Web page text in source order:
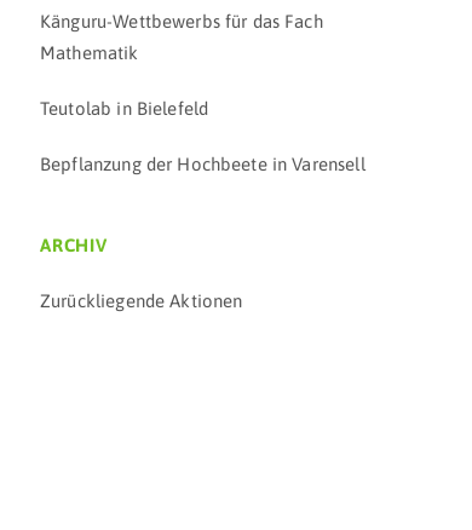
Känguru-Wettbewerbs für das Fach
Mathematik
Teutolab in Bielefeld
Bepflanzung der Hochbeete in Varensell
ARCHIV
Zurückliegende Aktionen